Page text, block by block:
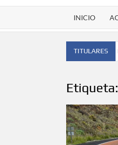
INICIO
TITULARES
de España y traer el cinturón a
Etiqueta: